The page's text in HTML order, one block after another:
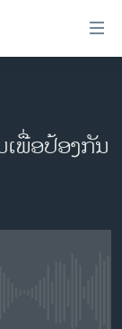
ເພື່ອ​ປ້ອງ​ກັນ​